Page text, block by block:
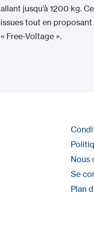
allant jusqu’à 1200 kg.
issues tout en
« Free-Voltage ».
Nous
Se
Plan